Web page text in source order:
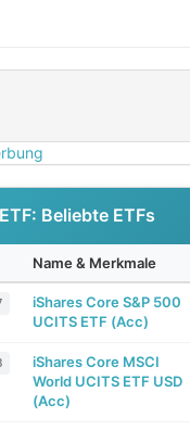
Beliebte ETFs
Name & Merkmale
iShares Core S&P 500
UCITS ETF (Acc)
iShares Core MSCI
World UCITS ETF USD
(Acc)